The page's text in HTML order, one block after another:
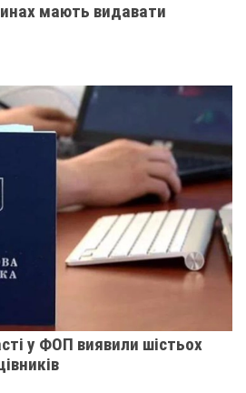
мають видавати
у ФОП виявили шістьох